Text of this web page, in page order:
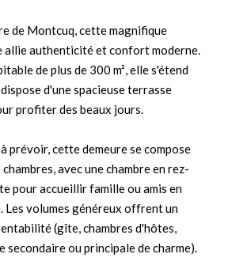
de Montcuq, cette magnifique
allie authenticité et confort moderne.
de plus de 300 m², elle s'étend
d'une spacieuse terrasse
profiter des beaux jours.
prévoir, cette demeure se compose
avec une chambre en rez-
pour accueillir famille ou amis en
Les volumes généreux offrent un
(gîte, chambres d'hôtes,
secondaire ou principale de charme).